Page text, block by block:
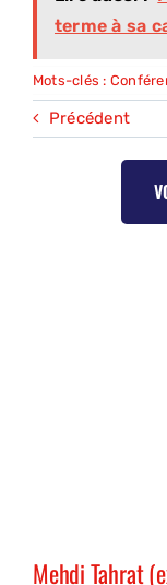
terme à sa
Mots-clés :
Précédent
Mehdi Tahrat